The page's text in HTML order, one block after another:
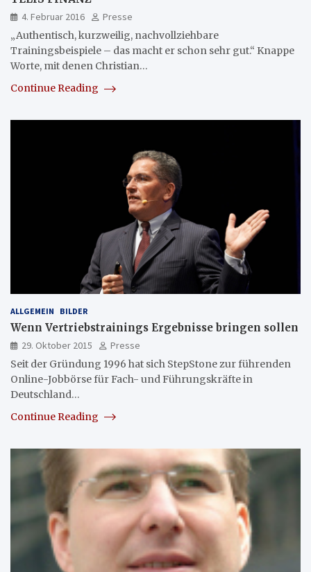
4. Februar 2016
Presse
„Authentisch, kurzweilig, nachvollziehbare
Trainingsbeispiele – das macht er schon sehr gut.“ Knappe
Worte, mit denen Christian…
Continue Reading
ALLGEMEIN BILDER
Wenn Vertriebstrainings Ergebnisse bringen sollen
29. Oktober 2015
Presse
Seit der Gründung 1996 hat sich StepStone zur führenden
Online-Jobbörse für Fach- und Führungskräfte in
Deutschland…
Continue Reading